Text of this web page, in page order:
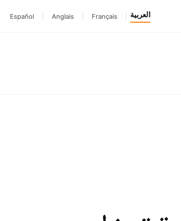
العربية Français
Anglais
Español